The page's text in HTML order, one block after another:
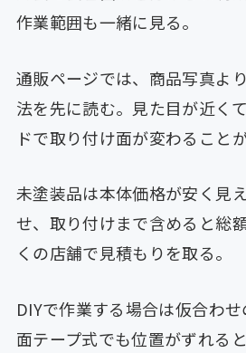
作業範囲も一緒に見る。
通販ページでは、商品写真よ
法を先に読む。見た目が近く
ドで取り付け面が変わること
未塗装品は本体価格が安く見
せ、取り付けまで含めると総
くの店舗で見積もりを取る。
DIYで作業する場合は仮合わ
面テープ式でも位置がずれる